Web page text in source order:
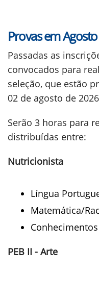
Provas em Agosto
Passadas as
convocados para
seleção, que estão
02 de agosto de
Serão 3 horas para
distribuídas entre:
Nutricionista
Língua
Matemática/
PEB II - Arte